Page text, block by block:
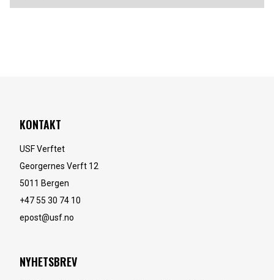
KONTAKT
USF Verftet
Georgernes Verft 12
5011 Bergen
+47 55 30 74 10
epost@usf.no
NYHETSBREV